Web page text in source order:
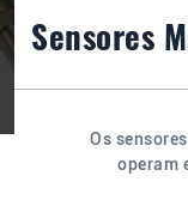
Sensores
Os
operam